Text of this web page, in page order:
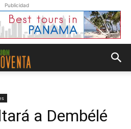
Publicidad
a Dembélé